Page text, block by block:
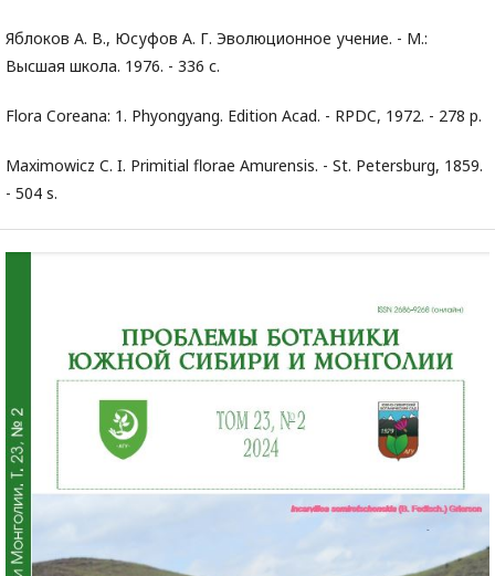
Яблоков А. В., Юсуфов А. Г. Эволюционное учение. - М.:
Высшая школа. 1976. - 336 с.
Flora Coreana: 1. Phyongyang. Edition Acad. - RPDC, 1972. - 278 p.
Maximowicz C. I. Primitial florae Amurensis. - St. Petersburg, 1859.
- 504 s.